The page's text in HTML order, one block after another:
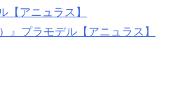
アニュラス】
』プラモデル【アニュラス】